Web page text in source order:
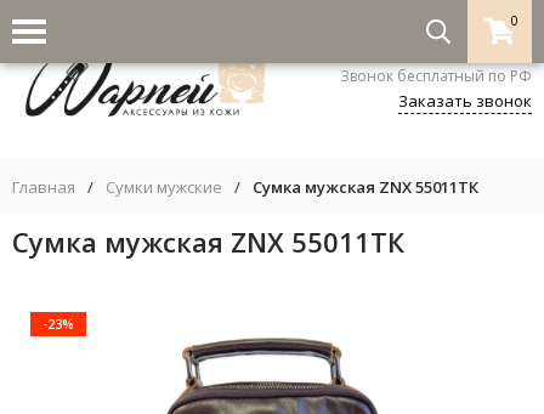
0
8-800-333-5530
Звонок бесплатный по РФ
Заказать звонок
Главная / Сумки мужские / Сумка мужская ZNX 55011ТК
Сумка мужская ZNX 55011ТК
-23%